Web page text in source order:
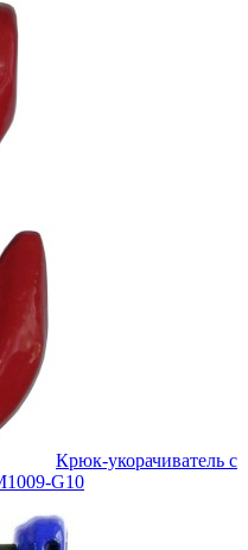
Крюк-укорачиватель с
G10